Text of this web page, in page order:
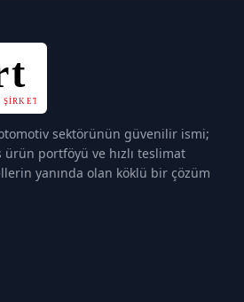
sektörünün güvenilir ismi;
portföyü ve hızlı teslimat
yanında olan köklü bir çözüm